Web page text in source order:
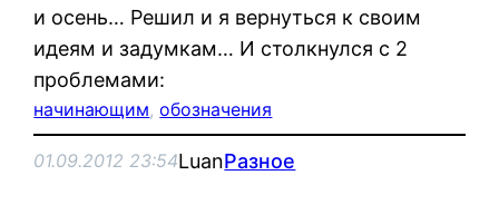
и осень… Решил и я вернуться к своим
идеям и задумкам… И столкнулся с 2
проблемами:
начинающим, обозначения
01.09.2012 23:54LuanРазное